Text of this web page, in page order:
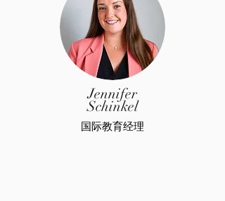
Jennifer
Schinkel
国际教育经理